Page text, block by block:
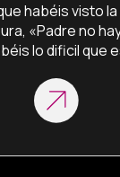
habéis visto
«Padre no
lo dificil que
de que se
la